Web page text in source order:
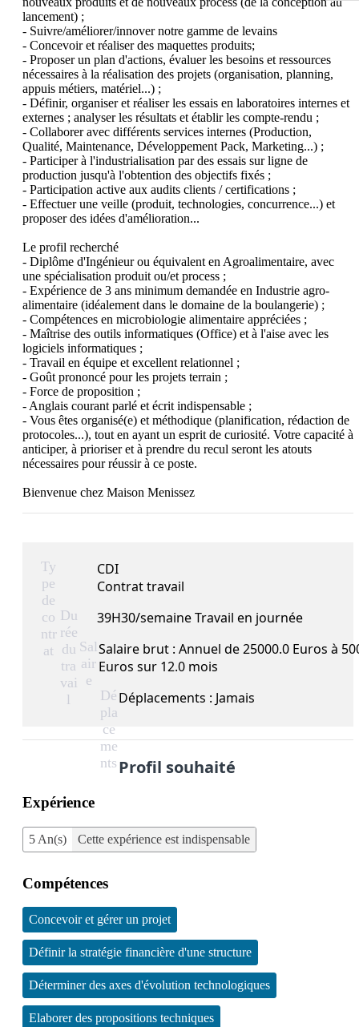
lancement) ;
- Suivre/améliorer/innover notre gamme de levains
- Concevoir et réaliser des maquettes produits;
- Proposer un plan d'actions, évaluer les besoins et ressources
nécessaires à la réalisation des projets (organisation, planning,
appuis métiers, matériel...) ;
- Définir, organiser et réaliser les essais en laboratoires internes et
externes ; analyser les résultats et établir les compte-rendu ;
- Collaborer avec différents services internes (Production,
Qualité, Maintenance, Développement Pack, Marketing...) ;
- Participer à l'industrialisation par des essais sur ligne de
production jusqu'à l'obtention des objectifs fixés ;
- Participation active aux audits clients / certifications ;
- Effectuer une veille (produit, technologies, concurrence...) et
proposer des idées d'amélioration...
Le profil recherché
- Diplôme d'Ingénieur ou équivalent en Agroalimentaire, avec
une spécialisation produit ou/et process ;
- Expérience de 3 ans minimum demandée en Industrie agro-
alimentaire (idéalement dans le domaine de la boulangerie) ;
- Compétences en microbiologie alimentaire appréciées ;
- Maîtrise des outils informatiques (Office) et à l'aise avec les
logiciels informatiques ;
- Travail en équipe et excellent relationnel ;
- Goût prononcé pour les projets terrain ;
- Force de proposition ;
- Anglais courant parlé et écrit indispensable ;
- Vous êtes organisé(e) et méthodique (planification, rédaction de
protocoles...), tout en ayant un esprit de curiosité. Votre capacité à
anticiper, à prioriser et à prendre du recul seront les atouts
nécessaires pour réussir à ce poste.
Ty
pe
de
co
ntr
at
CDI
Contrat travail
Du
rée
du
tra
vai
l
39H30/semaine Travail en journée
Sal
air
e
Salaire brut : Annuel de 25000.0 Euros à
Euros sur 12.0 mois
Dé
pla
ce
me
nts
Déplacements : Jamais
Profil souhaité
Expérience
5 An(s) Cette expérience est indispensable
Compétences
Concevoir et gérer un projet
Définir la stratégie financière d'une structure
Déterminer des axes d'évolution technologiques
Elaborer des propositions techniques